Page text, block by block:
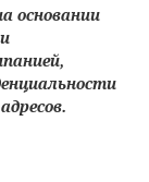
основании